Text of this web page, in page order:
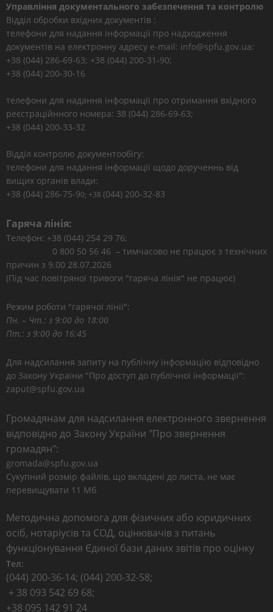
Управління документального забезпечення та контролю
Відділ обробки вхідних документів :
телефони для надання інформації про надходження
документів на електронну адресу e-mail: info@spfu.gov.ua:
+38 (044) 286-69-63; +38 (044) 200-31-90;
+38 (044) 200-30-16
телефони для надання інформації про отримання вхідного
реєстраційнного номера: 38 (044) 286-69-63;
+38 (044) 200-33-32
Відділ контролю документообігу:
телефони для надання інформації щодо дорученнь від
вищих органів влади:
+38 (044) 286-75-90; +38 (044) 200-32-83
Гаряча лінія:
Телефон: +38 (044) 254 29 76;
0 800 50 56 46 – тимчасово не працює з технічних
причин з 9.00 28.07.2026
(Під час повітряної тривоги "гаряча лінія" не працює)
Режим роботи "гарячої лінії":
Пн. – Чт.: з 9:00 до 18:00
Пт.: з 9:00 до 16:45
Для надсилання запиту на публічну інформацію відповідно
до Закону України "Про доступ до публічної інформації":
zaput@spfu.gov.ua
Громадянам для надсилання електронного звернення
відповідно до Закону України "Про звернення
громадян":
gromada@spfu.gov.ua
Сукупний розмір файлів, що вкладені до листа, не має
перевищувати 11 Мб
Методична допомога для фізичних або юридичних
осіб, нотаріусів та СОД, оцінювачів з питань
функціонування Єдиної бази даних звітів про оцінку
Тел:
(044) 200-36-14; (044) 200-32-58;
+ 38 093 542 69 68;
+38 095 142 91 24